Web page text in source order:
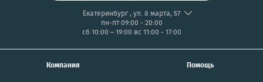
Помощь
Компания
Екатеринбург, ул. 8 марта, 57
пн-пт 09:00 - 20:00
сб 10:00 – 19:00 вс 11:00 - 17:00